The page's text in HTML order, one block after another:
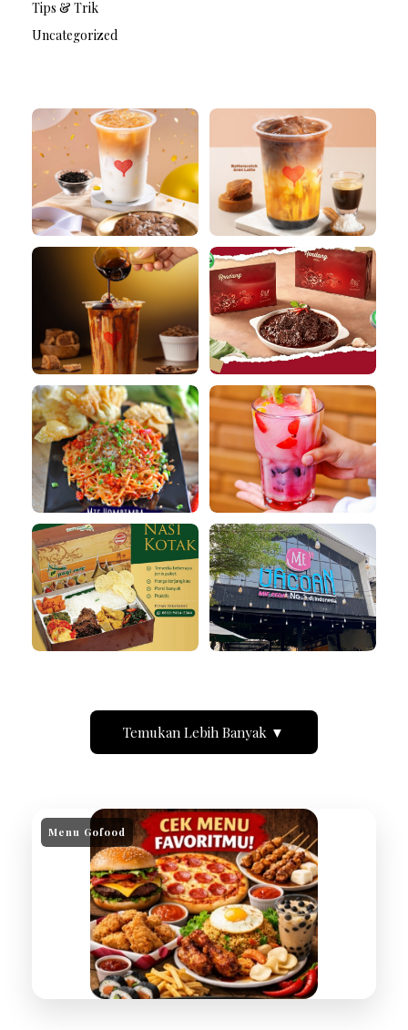
Tips & Trik
Uncategorized
Temukan Lebih Banyak ▼
Menu Gofood